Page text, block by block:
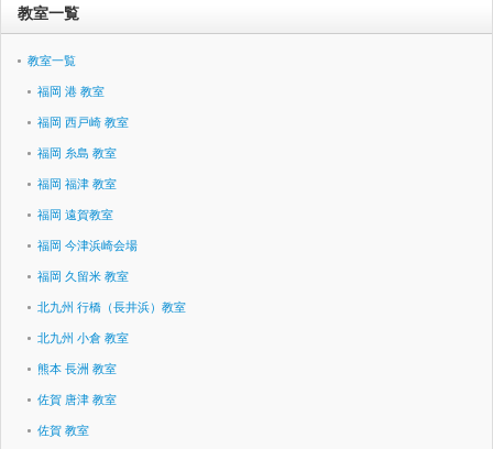
教室一覧
教室一覧
福岡 港 教室
福岡 西戸崎 教室
福岡 糸島 教室
福岡 福津 教室
福岡 遠賀教室
福岡 今津浜崎会場
福岡 久留米 教室
北九州 行橋（長井浜）教室
北九州 小倉 教室
熊本 長洲 教室
佐賀 唐津 教室
佐賀 教室